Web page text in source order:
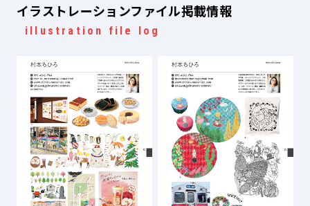
イラストレーションファイル掲載情報
illustration file log